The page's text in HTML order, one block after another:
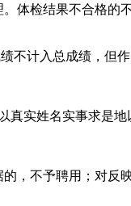
体检结果不合格
计入总成绩，但
实姓名实事求是
，不予聘用；对